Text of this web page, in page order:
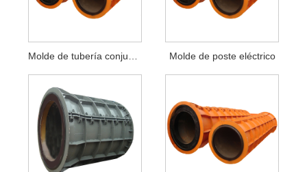
Molde de tubería conjunta macho y hembra Molde de poste eléctrico